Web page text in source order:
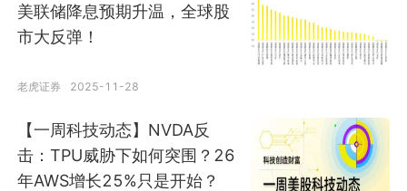
美联储降息预期升温，全球股
市大反弹！
老虎证券 2025-11-28
【一周科技动态】NVDA反
击：TPU威胁下如何突围？26
年AWS增长25%只是开始？